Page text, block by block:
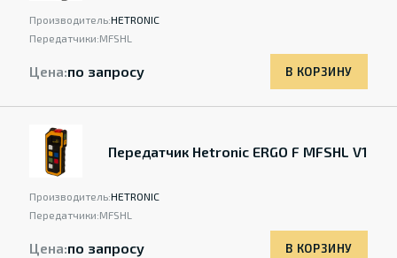
Производитель:HETRONIC
Передатчики:MFSHL
Цена:по запросу В КОРЗИНУ
Передатчик Hetronic ERGO F MFSHL V1
Производитель:HETRONIC
Передатчики:MFSHL
Цена:по запросу В КОРЗИНУ